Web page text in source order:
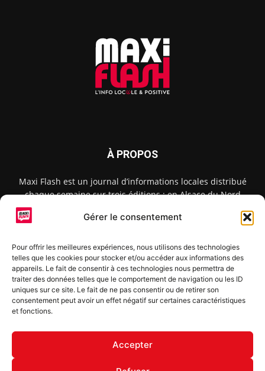
Gérer le consentement
Pour offrir les meilleures expériences, nous utilisons des technologies
telles que les cookies pour stocker et/ou accéder aux informations des
appareils. Le fait de consentir à ces technologies nous permettra de
traiter des données telles que le comportement de navigation ou les ID
uniques sur ce site. Le fait de ne pas consentir ou de retirer son
consentement peut avoir un effet négatif sur certaines caractéristiques
et fonctions.
Accepter
À PROPOS
Maxi Flash est un journal d’informations locales distribué
chaque semaine sur trois éditions : en Alsace du Nord
depuis 2015, dans les secteurs d’Obernai-Molsheim-Erstein
depuis 2022, et à Colmar, Vignoble et Plaine depuis 2023.
SUIVEZ-NOUS
S'inscrire à la newsletter